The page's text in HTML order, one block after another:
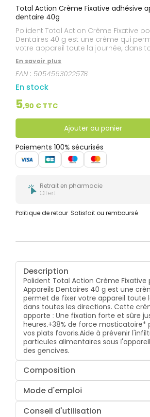
Total Action Crème Fixative adhésive
dentaire 40g
Polident Total Action Crème Fixative
Dentaires 40 g est une crème qui
votre appareil toute la journée, dans
directions. Cette crème vous apporte :
forte et sûre jusqu'à 12 heures.+38% de
masticatoire* pour manger vos plats
prévenir l'infiltration des particules
l'appareil et l'irritation des gencives.
En savoir plus
EAN : 5054563022578
En stock
5,90 € TTC
Ajouter au panier
Paiements 100% sécurisés
Retrait en pharmacie
Offert
Politique de retour Satisfait ou remboursé
Description
Polident Total Action Crème Fixative
Appareils Dentaires 40 g est une
permet de fixer votre appareil toute
dans toutes les directions. Cette
apporte : Une fixation forte et sûre
heures.+38% de force masticatoire*
vos plats favoris.Aide à prévenir
particules alimentaires sous
des gencives.
Composition
Mode d'emploi
Conseil d'utilisation